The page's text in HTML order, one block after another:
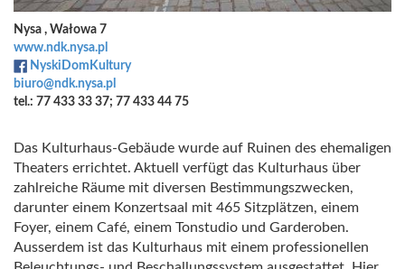
Nysa , Wałowa 7
www.ndk.nysa.pl
NyskiDomKultury
biuro@ndk.nysa.pl
tel.: 77 433 33 37; 77 433 44 75
Das Kulturhaus-Gebäude wurde auf Ruinen des ehemaligen
Theaters errichtet. Aktuell verfügt das Kulturhaus über
zahlreiche Räume mit diversen Bestimmungszwecken,
darunter einem Konzertsaal mit 465 Sitzplätzen, einem
Foyer, einem Café, einem Tonstudio und Garderoben.
Ausserdem ist das Kulturhaus mit einem professionellen